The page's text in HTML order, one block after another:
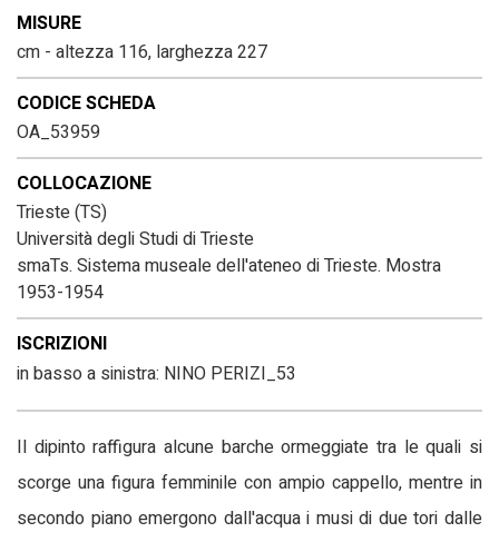
MISURE
cm - altezza 116, larghezza 227
CODICE SCHEDA
OA_53959
COLLOCAZIONE
Trieste (TS)
Università degli Studi di Trieste
smaTs. Sistema museale dell'ateneo di Trieste. Mostra
1953-1954
ISCRIZIONI
in basso a sinistra: NINO PERIZI_53
Il dipinto raffigura alcune barche ormeggiate tra le quali si
scorge una figura femminile con ampio cappello, mentre in
secondo piano emergono dall'acqua i musi di due tori dalle